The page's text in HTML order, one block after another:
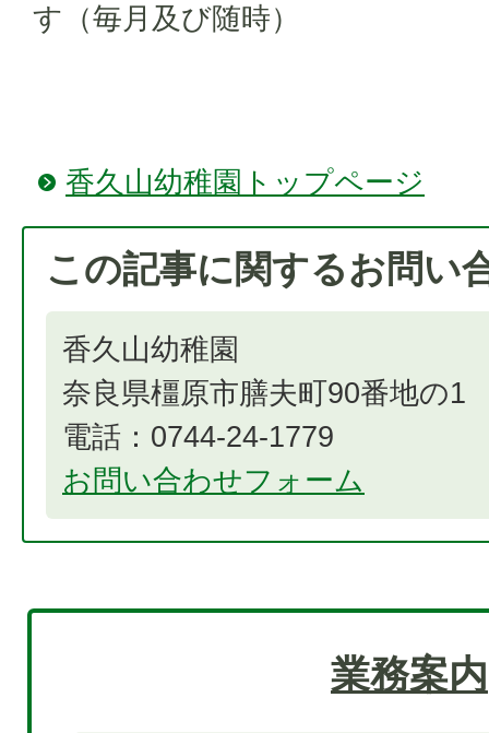
す（毎月及び随時）
香久山幼稚園トップページ
この記事に関するお問い
香久山幼稚園
奈良県橿原市膳夫町90番地の1
電話：0744-24-1779
お問い合わせフォーム
業務案内